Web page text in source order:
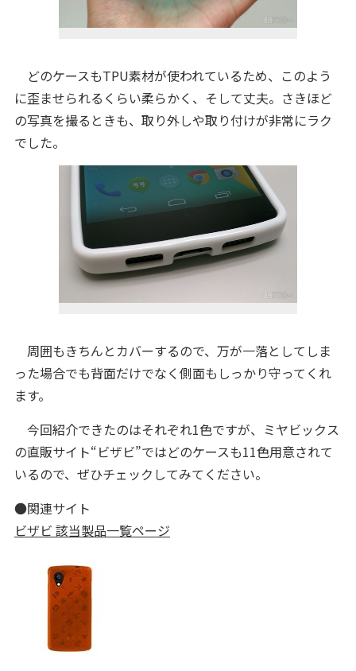
どのケースもTPU素材が使われているため、このよう
に歪ませられるくらい柔らかく、そして丈夫。さきほど
の写真を撮るときも、取り外しや取り付けが非常にラク
でした。
周囲もきちんとカバーするので、万が一落としてしま
った場合でも背面だけでなく側面もしっかり守ってくれ
ます。
今回紹介できたのはそれぞれ1色ですが、ミヤビックス
の直販サイト“ビザビ”ではどのケースも11色用意されて
いるので、ぜひチェックしてみてください。
●関連サイト
ビザビ 該当製品一覧ページ